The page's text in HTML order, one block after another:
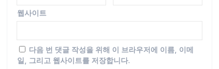
웹사이트
다음 번 댓글 작성을 위해 이 브라우저에 이름, 이메
일, 그리고 웹사이트를 저장합니다.